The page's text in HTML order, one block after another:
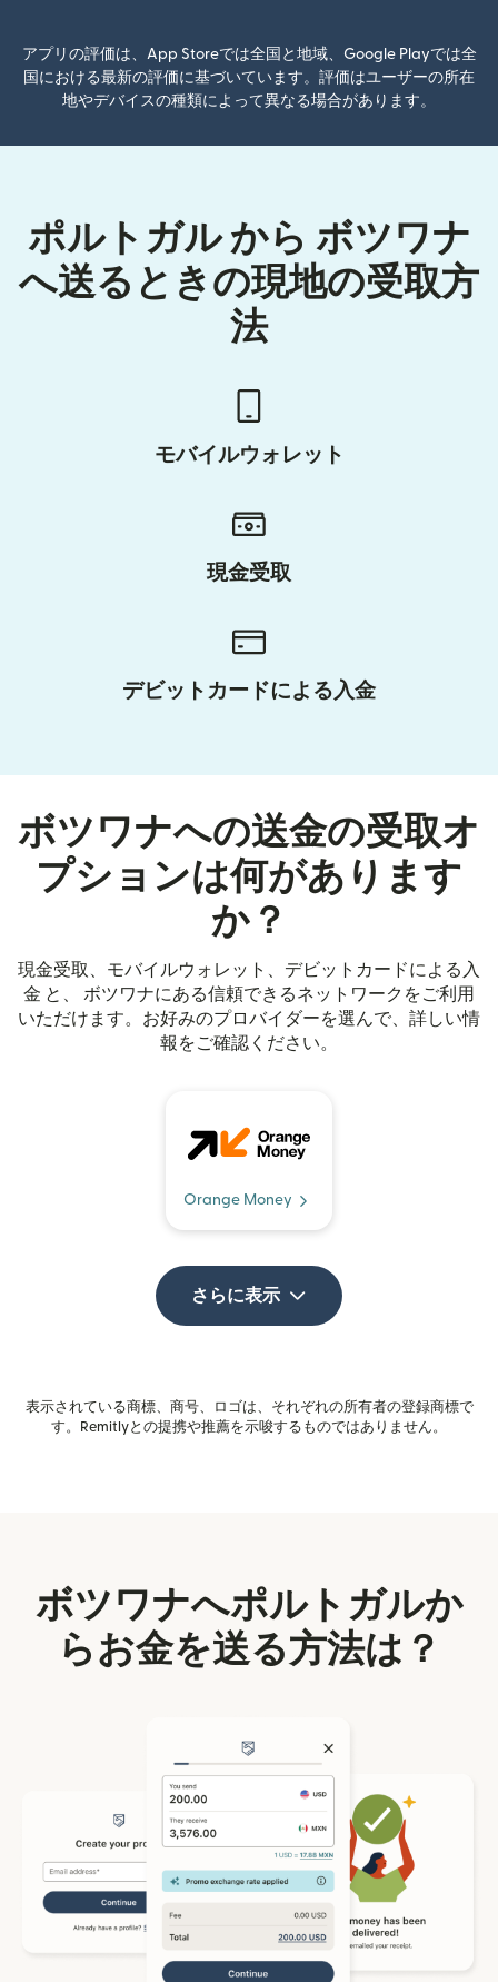
アプリの評価は、App Storeでは全国と地域、Google Playでは全
国における最新の評価に基づいています。評価はユーザーの所在
地やデバイスの種類によって異なる場合があります。
ポルトガル から ボツワナ
へ送るときの現地の受取方
法
モバイルウォレット
現金受取
デビットカードによる入金
ボツワナへの送金の受取オ
プションは何があります
か？
現金受取、モバイルウォレット、デビットカードによる入
金 と、 ボツワナにある信頼できるネットワークをご利用
いただけます。お好みのプロバイダーを選んで、詳しい情
報をご確認ください。
Orange Money
さらに表示
表示されている商標、商号、ロゴは、それぞれの所有者の登録商標で
す。Remitlyとの提携や推薦を示唆するものではありません。
ボツワナへポルトガルか
らお金を送る方法は？